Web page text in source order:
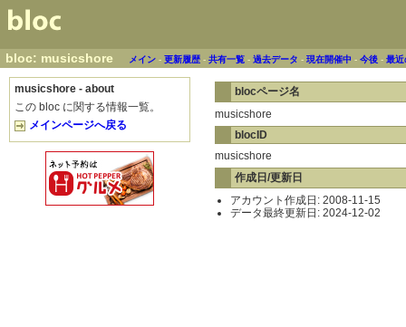
bloc: musicshore メイン -更新履歴 -共有一覧 -過去データ -現在開催中 -今後 -最
musicshore - about
この bloc に関する情報一覧。
メインページへ戻る
blocページ名
musicshore
blocID
musicshore
作成日/更新日
アカウント作成日: 2008-11-15
データ最終更新日: 2024-12-02